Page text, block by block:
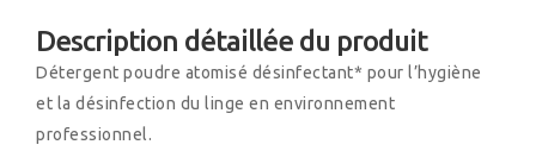
Description détaillée du produit
Détergent poudre atomisé désinfectant* pour l’hygiène
et la désinfection du linge en environnement
professionnel.